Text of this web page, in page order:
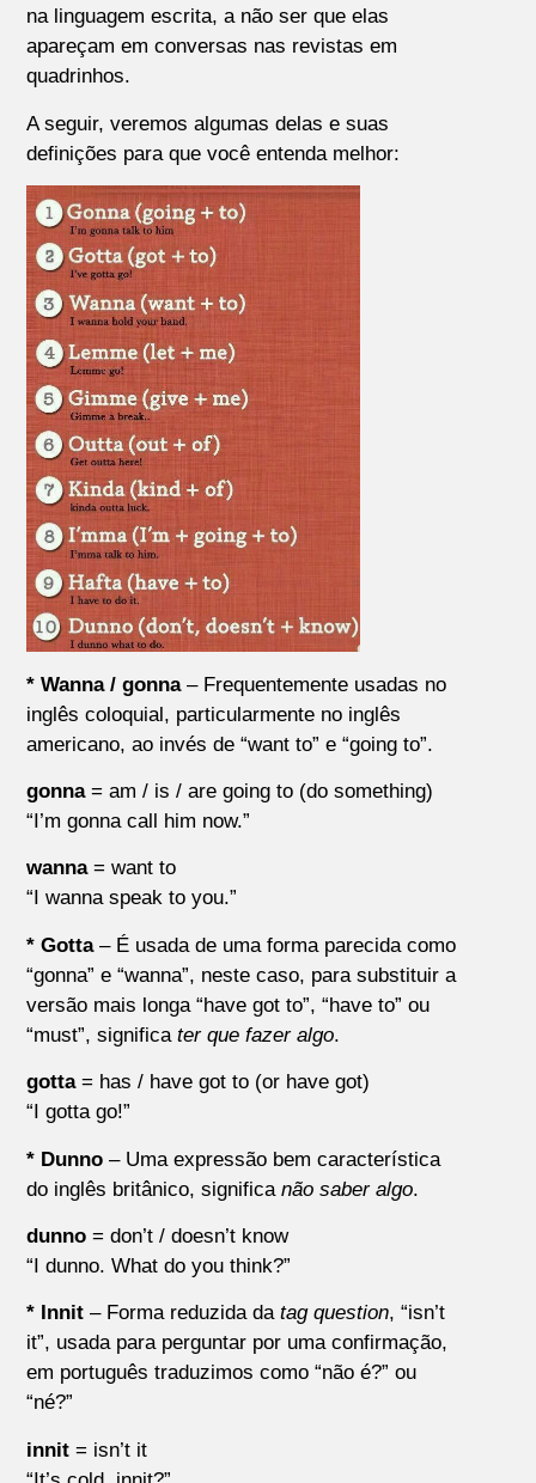
na linguagem escrita, a não ser que elas
apareçam em conversas nas revistas em
quadrinhos.
A seguir, veremos algumas delas e suas
definições para que você entenda melhor:
* Wanna / gonna– Frequentemente usadas no
inglês coloquial, particularmente no inglês
americano, ao invés de “want to” e “going to”.
gonna= am / is / are going to (do something)
“I’m gonna call him now.”
wanna= want to
“I wanna speak to you.”
* Gotta– É usada de uma forma parecida como
“gonna” e “wanna”, neste caso, para substituir a
versão mais longa “have got to”, “have to” ou
“must”, significater que fazer algo.
gotta= has / have got to (or have got)
“I gotta go!”
* Dunno – Uma expressão bem característica
do inglês britânico, significanão saber algo.
dunno = don’t / doesn’t know
“I dunno. What do you think?”
* Innit – Forma reduzida datag question, “isn’t
it”, usada para perguntar por uma confirmação,
em português traduzimos como “não é?” ou
“né?”
innit = isn’t it